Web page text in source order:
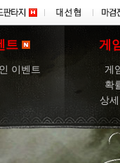
트
이벤트
게
게
확
상